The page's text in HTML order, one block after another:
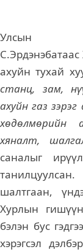
Улсын
ахуйн тухай
станц, зам,
ахуйн газ
хөдөлмөрийн
хяналт,
саналыг
шалтгаан,
Хурлын
бэлэн бус
хэрэгсэл